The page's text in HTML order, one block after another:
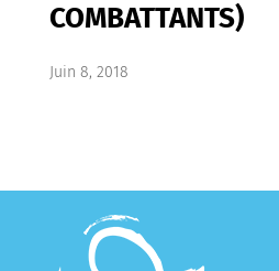
COMBATTANTS)
Juin 8, 2018